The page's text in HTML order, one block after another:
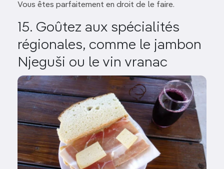
Vous êtes parfaitement en droit de le faire.
15. Goûtez aux spécialités
régionales, comme le jambon
Njeguši ou le vin vranac
Image